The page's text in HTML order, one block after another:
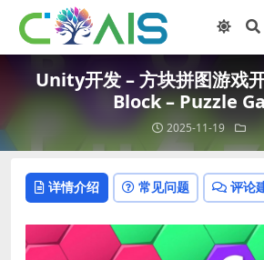
Unity开发 – 方块拼图游戏
Block – Puzzle
2025-11-19
详情介绍 常见问题 评论